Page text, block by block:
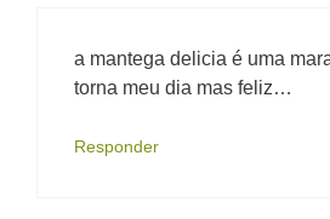
a mantega delicia é uma
torna meu dia mas feliz…
Responder